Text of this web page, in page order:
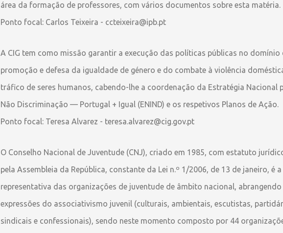
área da formação de professores, com vários documentos sobre esta matéria.
Ponto focal: Carlos Teixeira - ccteixeira@ipb.pt
A CIG tem como missão garantir a execução das políticas públicas no domínio
promoção e defesa da igualdade de género e do combate à violência
tráfico de seres humanos, cabendo-lhe a coordenação da Estratégia Nacional
Não Discriminação — Portugal + Igual (ENIND) e os respetivos Planos de Ação.
Ponto focal: Teresa Alvarez - teresa.alvarez@cig.gov.pt
O Conselho Nacional de Juventude (CNJ), criado em 1985, com estatuto
pela Assembleia da República, constante da Lei n.º 1/2006, de 13 de janeiro, é
representativa das organizações de juventude de âmbito nacional,
expressões do associativismo juvenil (culturais, ambientais, escutistas,
sindicais e confessionais), sendo neste momento composto por 44